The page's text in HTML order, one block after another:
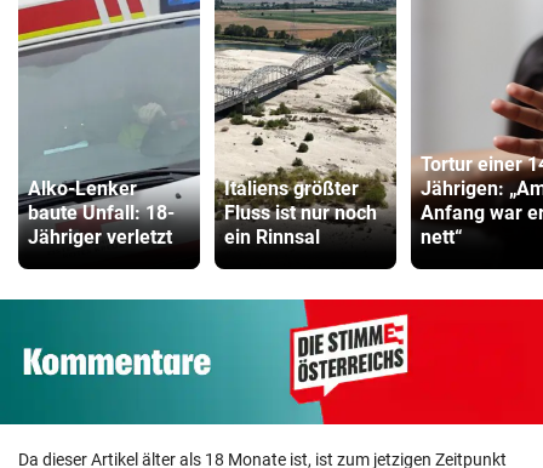
Alko-Lenker
baute Unfall: 18-
Jähriger verletzt
Italiens größter
Fluss ist nur noch
ein Rinnsal
Tortur einer
Jährigen:
Anfang war
nett“
Da dieser Artikel älter als 18 Monate ist, ist zum jetzigen Zeitpunkt